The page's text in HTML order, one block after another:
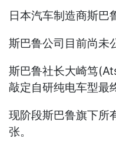
日本汽车制造商斯巴
斯巴鲁公司目前尚未
斯巴鲁社长大崎笃
敲定自研纯电车型最
现阶段斯巴鲁旗下所
张。